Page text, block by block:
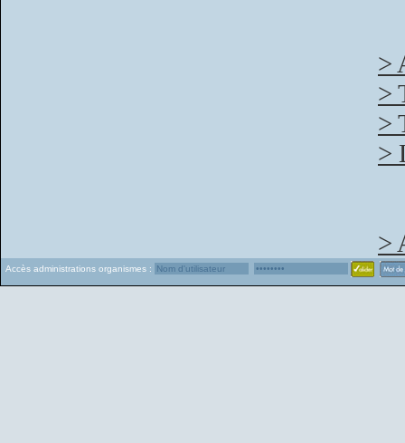
>
>
>
>
>
Accès administrations organismes :